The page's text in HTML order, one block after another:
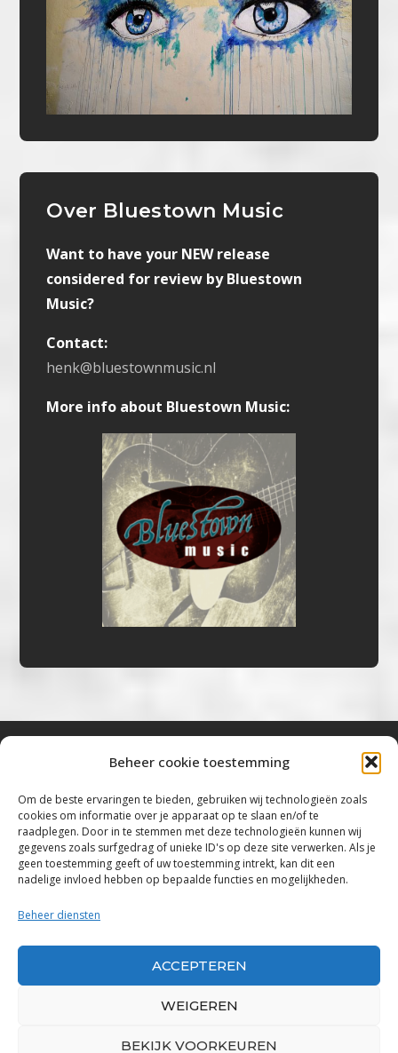
Beheer cookie toestemming
Om de beste ervaringen te bieden, gebruiken wij technologieën zoals
cookies om informatie over je apparaat op te slaan en/of te
raadplegen. Door in te stemmen met deze technologieën kunnen wij
gegevens zoals surfgedrag of unieke ID's op deze site verwerken. Als je
geen toestemming geeft of uw toestemming intrekt, kan dit een
nadelige invloed hebben op bepaalde functies en mogelijkheden.
Beheer diensten
ACCEPTEREN
WEIGEREN
BEKIJK VOORKEUREN
Over Bluestown Music
Want to have your NEW release
considered for review by Bluestown
Music?
Contact:
henk@bluestownmusic.nl
More info about Bluestown Music:
“Voor de mooiste Blues, Rock, Roots &
Americana”
Copyright 2019 – 2026 Bluestown Music – All
Powered by Bluestown Music